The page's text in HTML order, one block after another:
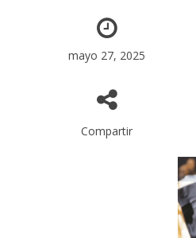
mayo 27, 2025
Compartir